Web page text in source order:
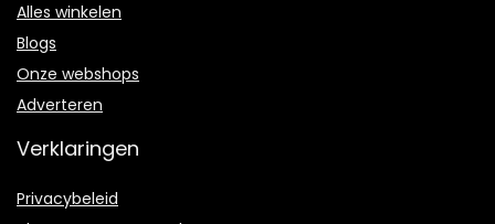
Alles winkelen
Blogs
Onze webshops
Adverteren
Verklaringen
Privacybeleid